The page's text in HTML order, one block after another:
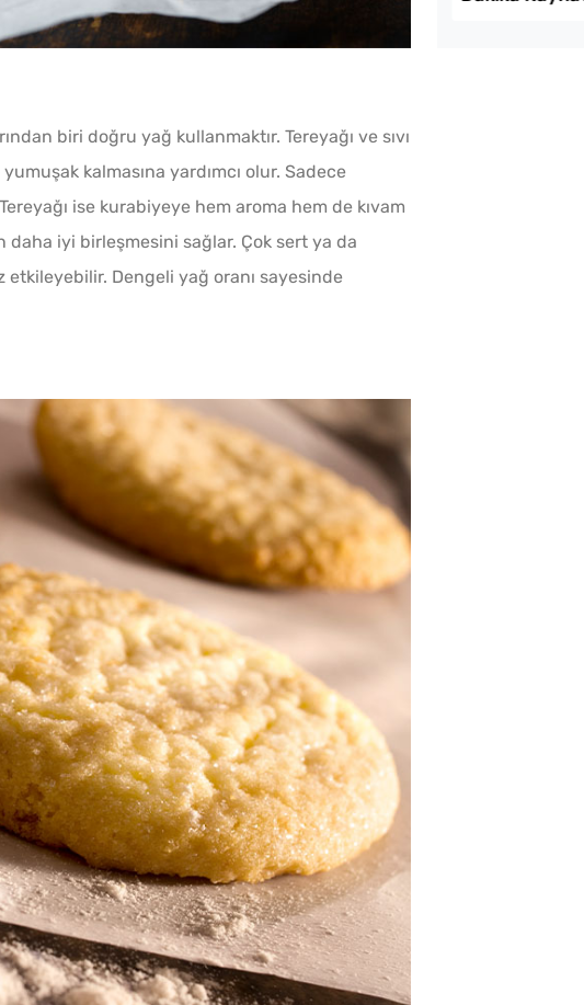
Kolay Mayasız
Pide Tarifi
Menemenlik Domates Kaç
Dakika Kaynatılır?
biri doğru yağ kullanmaktır. Tereyağı ve sıvı
kalmasına yardımcı olur. Sadece
ise kurabiyeye hem aroma hem de kıvam
daha iyi birleşmesini sağlar. Çok sert ya da
etkileyebilir. Dengeli yağ oranı sayesinde